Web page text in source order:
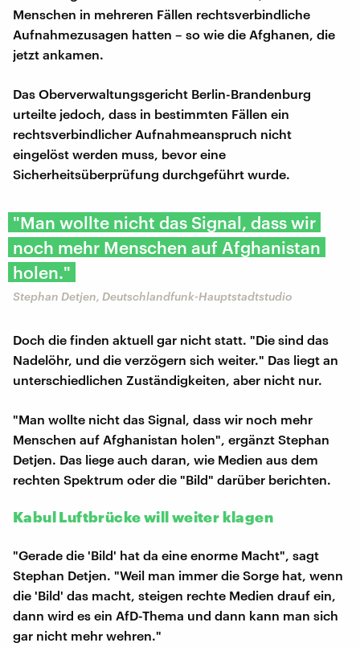
Menschen in mehreren Fällen rechtsverbindliche
Aufnahmezusagen hatten – so wie die Afghanen, die
jetzt ankamen.
Das Oberverwaltungsgericht Berlin-Brandenburg
urteilte jedoch, dass in bestimmten Fällen ein
rechtsverbindlicher Aufnahmeanspruch nicht
eingelöst werden muss, bevor eine
Sicherheitsüberprüfung durchgeführt wurde.
"Man wollte nicht das Signal, dass wir
noch mehr Menschen auf Afghanistan
holen."
Stephan Detjen, Deutschlandfunk-Hauptstadtstudio
Doch die finden aktuell gar nicht statt. "Die sind das
Nadelöhr, und die verzögern sich weiter." Das liegt an
unterschiedlichen Zuständigkeiten, aber nicht nur.
"Man wollte nicht das Signal, dass wir noch mehr
Menschen auf Afghanistan holen", ergänzt Stephan
Detjen. Das liege auch daran, wie Medien aus dem
rechten Spektrum oder die "Bild" darüber berichten.
Kabul Luftbrücke will weiter klagen
"Gerade die 'Bild' hat da eine enorme Macht", sagt
Stephan Detjen. "Weil man immer die Sorge hat, wenn
die 'Bild' das macht, steigen rechte Medien drauf ein,
dann wird es ein AfD-Thema und dann kann man sich
gar nicht mehr wehren."